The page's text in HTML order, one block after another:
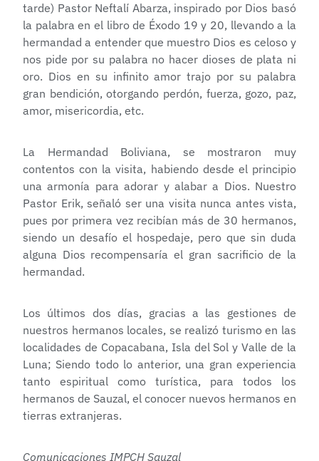
tarde) Pastor Neftalí Abarza, inspirado por Dios basó
la palabra en el libro de Éxodo 19 y 20, llevando a la
hermandad a entender que muestro Dios es celoso y
nos pide por su palabra no hacer dioses de plata ni
oro. Dios en su infinito amor trajo por su palabra
gran bendición, otorgando perdón, fuerza, gozo, paz,
amor, misericordia, etc.
La Hermandad Boliviana, se mostraron muy
contentos con la visita, habiendo desde el principio
una armonía para adorar y alabar a Dios. Nuestro
Pastor Erik, señaló ser una visita nunca antes vista,
pues por primera vez recibían más de 30 hermanos,
siendo un desafío el hospedaje, pero que sin duda
alguna Dios recompensaría el gran sacrificio de la
hermandad.
Los últimos dos días, gracias a las gestiones de
nuestros hermanos locales, se realizó turismo en las
localidades de Copacabana, Isla del Sol y Valle de la
Luna; Siendo todo lo anterior, una gran experiencia
tanto espiritual como turística, para todos los
hermanos de Sauzal, el conocer nuevos hermanos en
tierras extranjeras.
Comunicaciones IMPCH Sauzal